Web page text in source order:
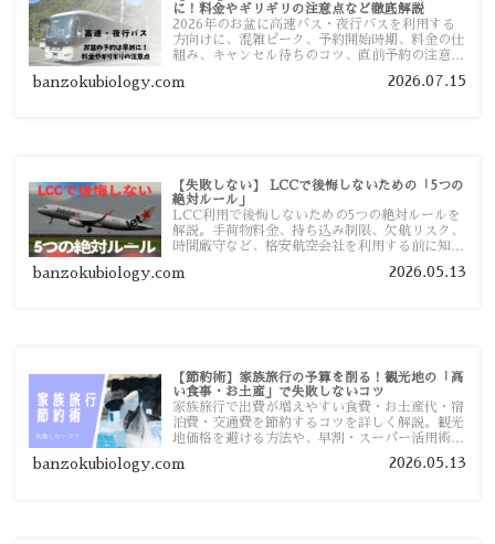
に！料金やギリギリの注意点など徹底解説
2026年のお盆に高速バス・夜行バスを利用する
方向けに、混雑ピーク、予約開始時期、料金の仕
組み、キャンセル待ちのコツ、直前予約の注意点
banzokubiology.com 2026.07.15
【失敗しない】 LCCで後悔しないための「5つの
絶対ルール」
LCC利用で後悔しないための5つの絶対ルールを
解説。手荷物料金、持ち込み制限、欠航リスク、
時間厳守など、格安航空会社を利用する前に知っ
す。
banzokubiology.com 2026.05.13
【節約術】家族旅行の予算を削る！観光地の「高
い食事・お土産」で失敗しないコツ
家族旅行で出費が増えやすい食費・お土産代・宿
泊費・交通費を節約するコツを詳しく解説。観光
地価格を避ける方法や、早割・スーパー活用術、
banzokubiology.com 2026.05.13